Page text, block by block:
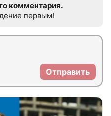
комментария.
первым!
Отправить